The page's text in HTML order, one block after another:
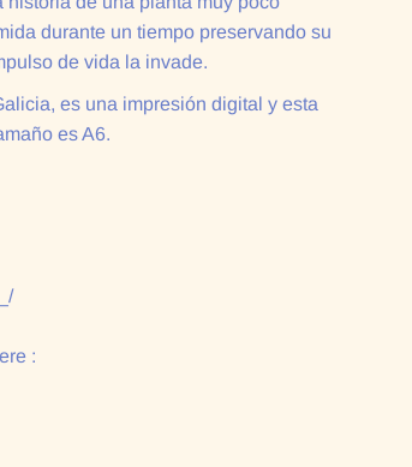
durante un tiempo preservando su
de vida la invade.
es una impresión digital y esta
es A6.
: